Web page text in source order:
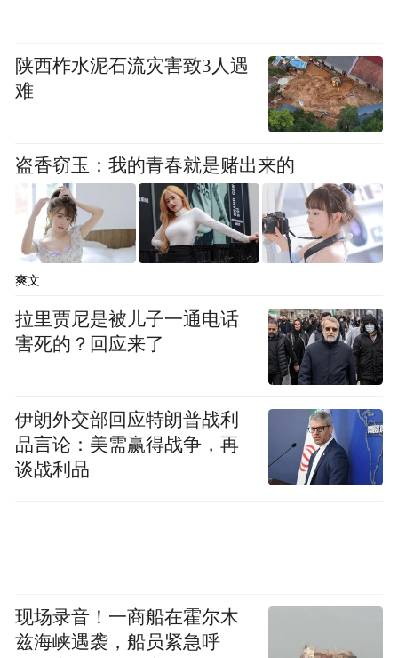
据悉，此前，华为官方曾预告将推出一款“新
形态手机”Pocket 3小折叠手机，据了解，该
款机型采用了全新的工业设计理念，按键布
局经过重新规划，机身更加轻薄便携，并且
预计将成为首款出厂预装HarmonyOS
NEXT（原生鸿蒙）的华为手机。
MateBook X Pro 2025搭载了英特尔酷睿Ultra
200V处理器，续航提升了50%以上，散热与
系统。
智能穿戴设备方面，华为手环10强化了健康
陕西柞水泥石流灾害致3人遇
难
盗香窃玉：我的青春就是赌出来的
爽文
拉里贾尼是被儿子一通电话
害死的？回应来了
伊朗外交部回应特朗普战利
品言论：美需赢得战争，再
谈战利品
现场录音！一商船在霍尔木
兹海峡遇袭，船员紧急呼